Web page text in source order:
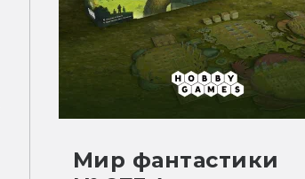
Мир фантастики